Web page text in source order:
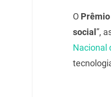
O Prêmio
social ”,
Nacional